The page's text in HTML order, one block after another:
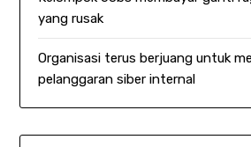
yang rusak
Organisasi terus berjuang untuk
pelanggaran siber internal